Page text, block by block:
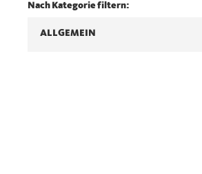
Nach Kategorie filtern:
ALLGEMEIN